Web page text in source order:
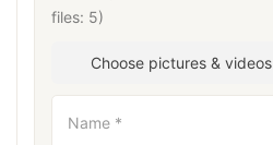
files: 5)
Choose pictures & videos
Name *